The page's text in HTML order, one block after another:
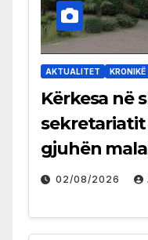
AKTUALITET KRONIKË
Kërkesa në
gjuhën
02/08/2026